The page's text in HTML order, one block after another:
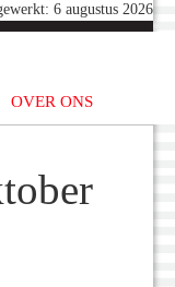
6 augustus 2026
OVER ONS